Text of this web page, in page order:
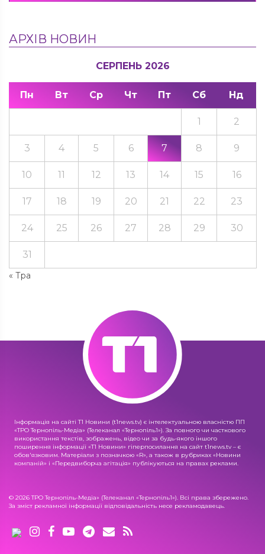
АРХІВ НОВИН
СЕРПЕНЬ 2026
Пн Вт Ср Чт Пт Сб Нд
« Тра
1 2
3 4 5 6 7 8 9
10 11 12 13 14 15 16
17 18 19 20 21 22 23
24 25 26 27 28 29 30
31
Інформація на сайті Т1 Новини (t1news.tv) є інтелектуальною власністю ПП
«ТРО Тернопіль-Медіа» (Телеканал «Тернопіль1»). За повного чи часткового
використання текстів, зображень, відео чи за будь-якого іншого
поширення інформації «Т1 Новини» гіперпосилання на сайт t1news.tv – є
обов'язковим. Матеріали з позначкою «R», а також в рубриках «Новини
компаній» і «Передвиборча агітація» публікуються на правах реклами.
© 2026 ТРО Тернопіль-Медіа» (Телеканал «Тернопіль1»). Всі права збережено.
За зміст рекламної інформації відповідальність несе рекламодавець.